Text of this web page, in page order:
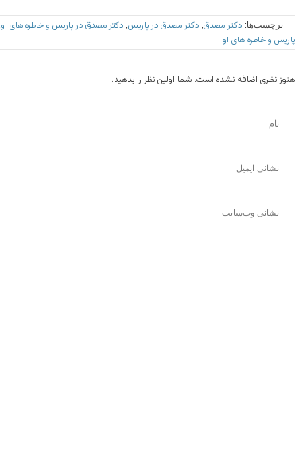
برچسب‌ها: دکتر مصدق دکتر مصدق در پاریس دکتر مصدق در پاریس و خاطره های او
پاریس و خاطره های او
هنوز نظری اضافه نشده است. شما اولین نظر را بدهید.